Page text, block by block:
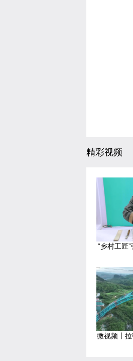
部
新
精彩视频
“乡村工匠
微视频丨